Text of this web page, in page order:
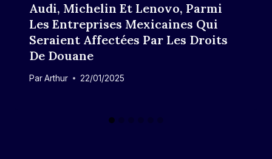
Audi, Michelin Et Lenovo, Parmi
Les Entreprises Mexicaines Qui
Seraient Affectées Par Les Droits
De Douane
ParArthur 22/01/2025